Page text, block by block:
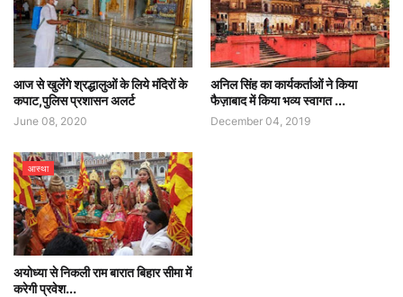
आज से खुलेंगे श्रद्धालुओं के लिये मंदिरों के
कपाट,पुलिस प्रशासन अलर्ट
June 08, 2020
अनिल सिंह का कार्यकर्ताओं ने किया
फैज़ाबाद में किया भव्य स्वागत ...
December 04, 2019
आस्था
अयोध्या से निकली राम बारात बिहार सीमा में
करेगी प्रवेश...